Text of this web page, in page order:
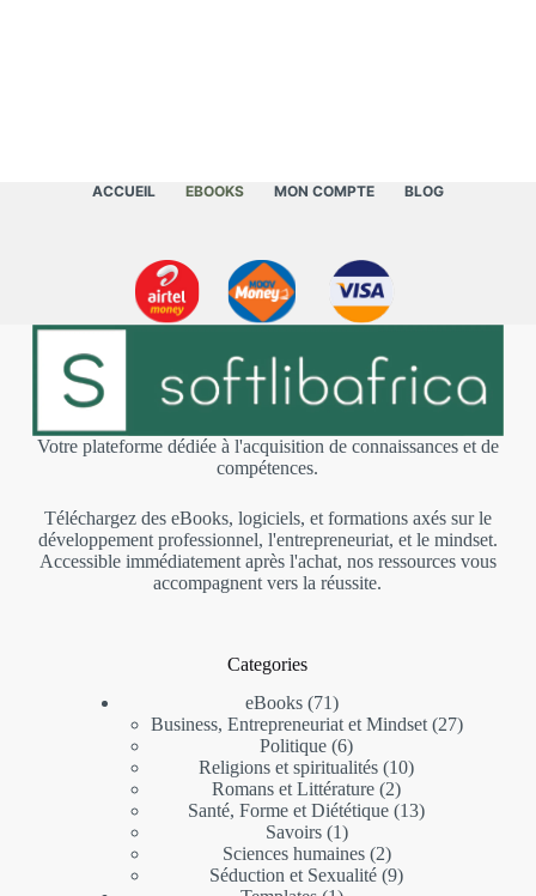
ACCUEIL EBOOKS MON COMPTE BLOG
Votre plateforme dédiée à l'acquisition de connaissances et de
compétences.
Téléchargez des eBooks, logiciels, et formations axés sur le
développement professionnel, l'entrepreneuriat, et le mindset.
Accessible immédiatement après l'achat, nos ressources vous
accompagnent vers la réussite.
Categories
eBooks 71
Business, Entrepreneuriat et Mindset 27
Politique 6
Religions et spiritualités 10
Romans et Littérature 2
Santé, Forme et Diététique 13
Savoirs 1
Sciences humaines 2
Séduction et Sexualité 9